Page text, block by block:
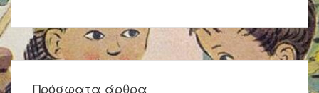
Πρόσφατα άρθρα